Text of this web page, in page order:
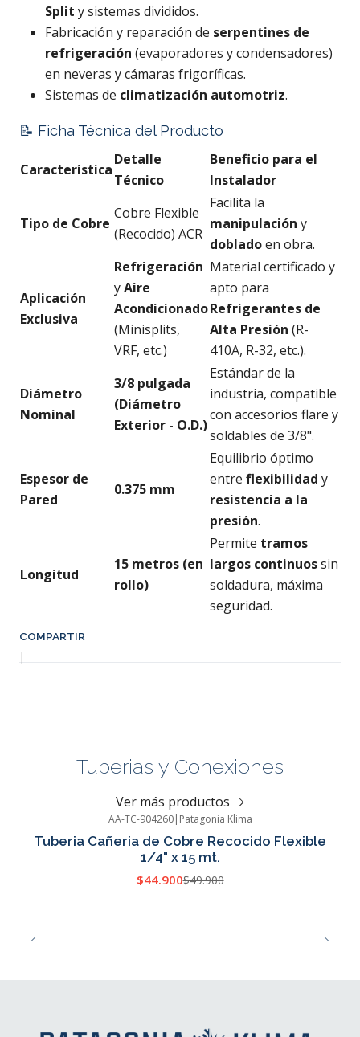
Split y sistemas divididos.
Fabricación y reparación de serpentines de
refrigeración (evaporadores y condensadores)
en neveras y cámaras frigoríficas.
Sistemas de climatización automotriz.
📝 Ficha Técnica del Producto
Característica
Detalle
Técnico
Beneficio para el
Instalador
Tipo de Cobre
Cobre Flexible
(Recocido) ACR
Facilita la
manipulación y
dobladoen obra.
Aplicación
Exclusiva
Refrigeración
yAire
Acondicionado
(Minisplits,
VRF, etc.)
Material certificado y
apto para
Refrigerantes de
Alta Presión (R-
410A, R-32, etc.).
Diámetro
Nominal
3/8 pulgada
(Diámetro
Exterior - O.D.)
Estándar de la
industria, compatible
con accesorios flare y
soldables de 3/8".
Espesor de
Pared
0.375 mm
Equilibrio óptimo
entre flexibilidad y
resistencia a la
presión.
Longitud
15 metros (en
rollo)
Permite tramos
largos continuossin
soldadura, máxima
seguridad.
COMPARTIR
|
Tuberias y Conexiones
Ver más productos
-10%
OFF
AA-TC-904260| Patagonia Klima
Tuberia Cañeria de Cobre Recocido Flexible
1/4" x 15 mt.
$44.900$49.900